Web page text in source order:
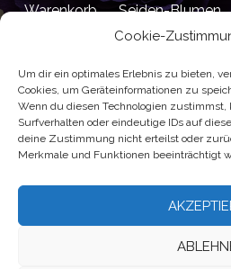
Cookie-
Um dir ein optimales Erlebnis zu bieten,
Cookies, um Geräteinformationen zu
Wenn du diesen Technologien zustimmst,
Surfverhalten oder eindeutige IDs auf
deine Zustimmung nicht erteilst oder
Merkmale und Funktionen beeinträchtigt
Warenkorb
Seiden-Blumen
von AF